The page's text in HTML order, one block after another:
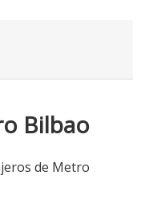
Bilbao
de Metro